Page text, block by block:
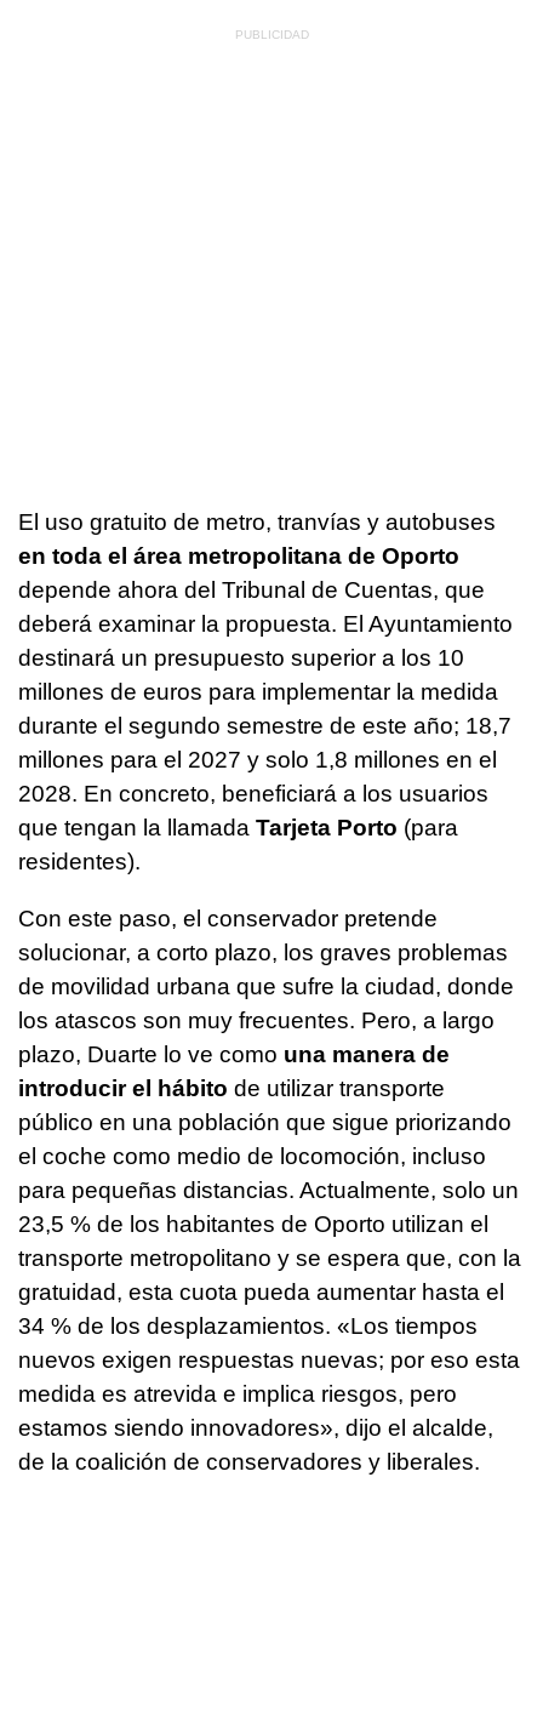
El uso gratuito de metro, tranvías y autobuses
en toda el área metropolitana de Oporto
depende ahora del Tribunal de Cuentas, que
deberá examinar la propuesta. El Ayuntamiento
destinará un presupuesto superior a los 10
millones de euros para implementar la medida
durante el segundo semestre de este año; 18,7
millones para el 2027 y solo 1,8 millones en el
2028. En concreto, beneficiará a los usuarios
que tengan la llamada Tarjeta Porto (para
residentes).
Con este paso, el conservador pretende
solucionar, a corto plazo, los graves problemas
de movilidad urbana que sufre la ciudad, donde
los atascos son muy frecuentes. Pero, a largo
plazo, Duarte lo ve como una manera de
introducir el hábito de utilizar transporte
público en una población que sigue priorizando
el coche como medio de locomoción, incluso
para pequeñas distancias. Actualmente, solo un
23,5 % de los habitantes de Oporto utilizan el
transporte metropolitano y se espera que, con la
gratuidad, esta cuota pueda aumentar hasta el
34 % de los desplazamientos. «Los tiempos
nuevos exigen respuestas nuevas; por eso esta
medida es atrevida e implica riesgos, pero
estamos siendo innovadores», dijo el alcalde,
de la coalición de conservadores y liberales.